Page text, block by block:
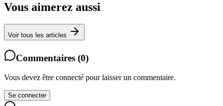
Vous aimerez aussi
Voir tous les articles
Commentaires (0)
Vous devez être connecté pour laisser un commentaire.
Se connecter